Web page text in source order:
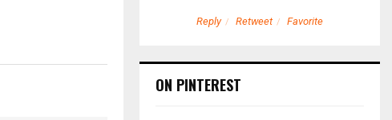
Reply Retweet Favorite
ON PINTEREST